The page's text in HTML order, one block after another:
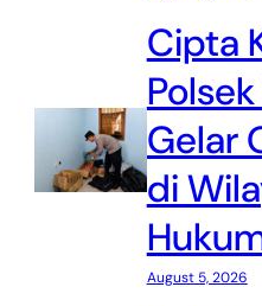
Cipta
Gelar
di
August 5, 2026